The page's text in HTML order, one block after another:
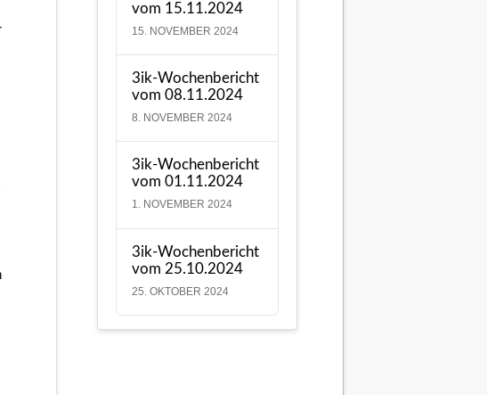
vom 15.11.2024
15. NOVEMBER 2024
3ik-Wochenbericht
vom 08.11.2024
8. NOVEMBER 2024
3ik-Wochenbericht
vom 01.11.2024
1. NOVEMBER 2024
3ik-Wochenbericht
vom 25.10.2024
25. OKTOBER 2024